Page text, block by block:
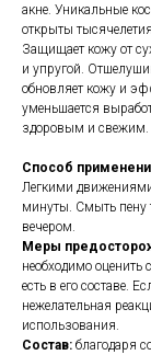
акне. Уникальные
открыты
Защищает кожу от
и упругой.
обновляет кожу и
уменьшается
здоровым и свежим.
Способ
Легкими
минуты. Смыть пену
вечером.
Меры
необходимо
есть в его составе.
нежелательная
использования.
Состав: благодаря